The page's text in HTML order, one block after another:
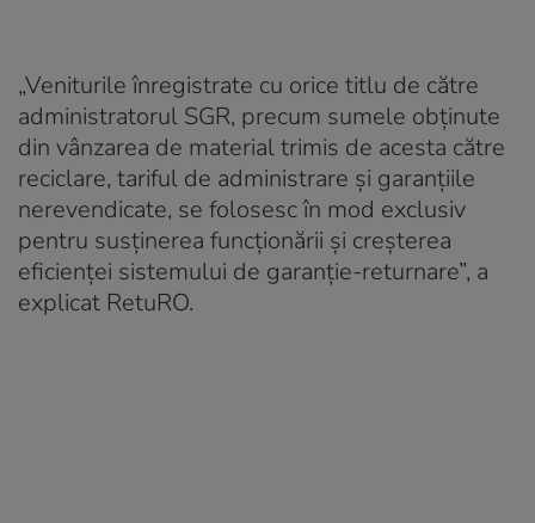
„Veniturile înregistrate cu orice titlu de către
administratorul SGR, precum sumele obținute
din vânzarea de material trimis de acesta către
reciclare, tariful de administrare și garanțiile
nerevendicate, se folosesc în mod exclusiv
pentru susținerea funcționării și creșterea
eficienței sistemului de garanție-returnare”, a
explicat RetuRO.